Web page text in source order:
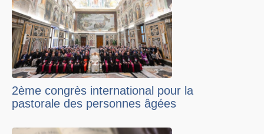
2ème congrès international pour la
pastorale des personnes âgées